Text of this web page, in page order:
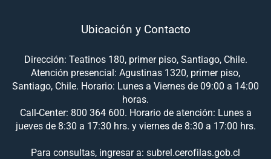
Ubicación y Contacto
Dirección: Teatinos 180, primer piso, Santiago, Chile.
Atención presencial: Agustinas 1320, primer piso,
Santiago, Chile. Horario: Lunes a Viernes de 09:00 a 14:00
horas.
Call-Center: 800 364 600. Horario de atención: Lunes a
jueves de 8:30 a 17:30 hrs. y viernes de 8:30 a 17:00 hrs.
Para consultas, ingresar a: subrel.cerofilas.gob.cl